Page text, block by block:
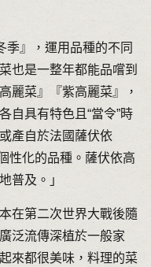
季』，運用品種的不同
也是一整年都能品嚐到
麗菜』『紫高麗菜』，
自具有特色且“當令”時
產自於法國薩伏依
性化的品種。薩伏依高
普及。」
在第二次世界大戰後隨
泛流傳深植於一般家
來都很美味，料理的菜